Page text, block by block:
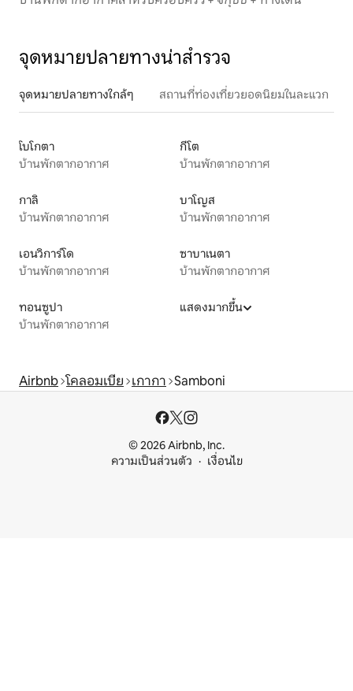
จุดหมายปลายทางน่าสำรวจ
จุดหมายปลายทางใกล้ๆ สถานที่ท่องเที่ยวยอดนิยมในละแวก
โบโกตา
บ้านพักตากอากาศ
กีโต
บ้านพักตากอากาศ
กาลิ
บ้านพักตากอากาศ
บาโญส
บ้านพักตากอากาศ
เอนวิการ์โด
บ้านพักตากอากาศ
ซาบาเนตา
บ้านพักตากอากาศ
ทอนซูปา
บ้านพักตากอากาศ
แสดงมากขึ้น
Airbnb โคลอมเบีย เกากา Samboni
© 2026 Airbnb, Inc.
ความเป็นส่วนตัว
เงื่อนไข